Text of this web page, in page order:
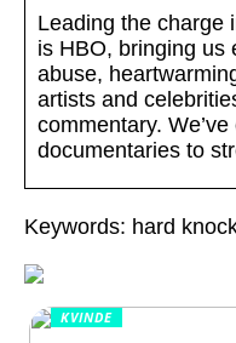
Leading the charge
is HBO, bringing us
abuse,
artists and
commentary.
documentaries to
Keywords: hard
KVINDE